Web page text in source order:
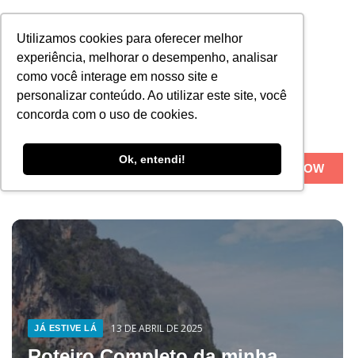
Utilizamos cookies para oferecer melhor
experiência, melhorar o desempenho, analisar
como você interage em nosso site e
personalizar conteúdo. Ao utilizar este site, você
concorda com o uso de cookies.
Ok, entendi!
BOOK NOW
20 DE NOVEMBRO DE 2023
viagens
JÁ ESTIVE LÁ 13 DE ABRIL DE 2025
DESTINOS 20 DE NOVEMBRO DE 2023
Há 12 anos
JÁ ESTIVE LÁ 13 DE ABRIL DE 2025